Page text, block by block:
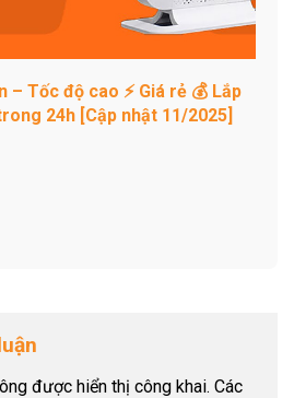
– Tốc độ cao ⚡ Giá rẻ 💰 Lắp
24h [Cập nhật 11/2025]
được hiển thị công khai. Các